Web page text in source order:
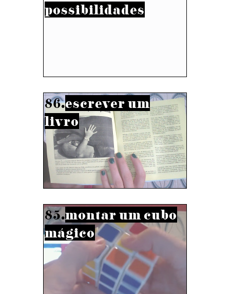
possibilidades
86.escrever um
livro
85.montar um cubo
mágico